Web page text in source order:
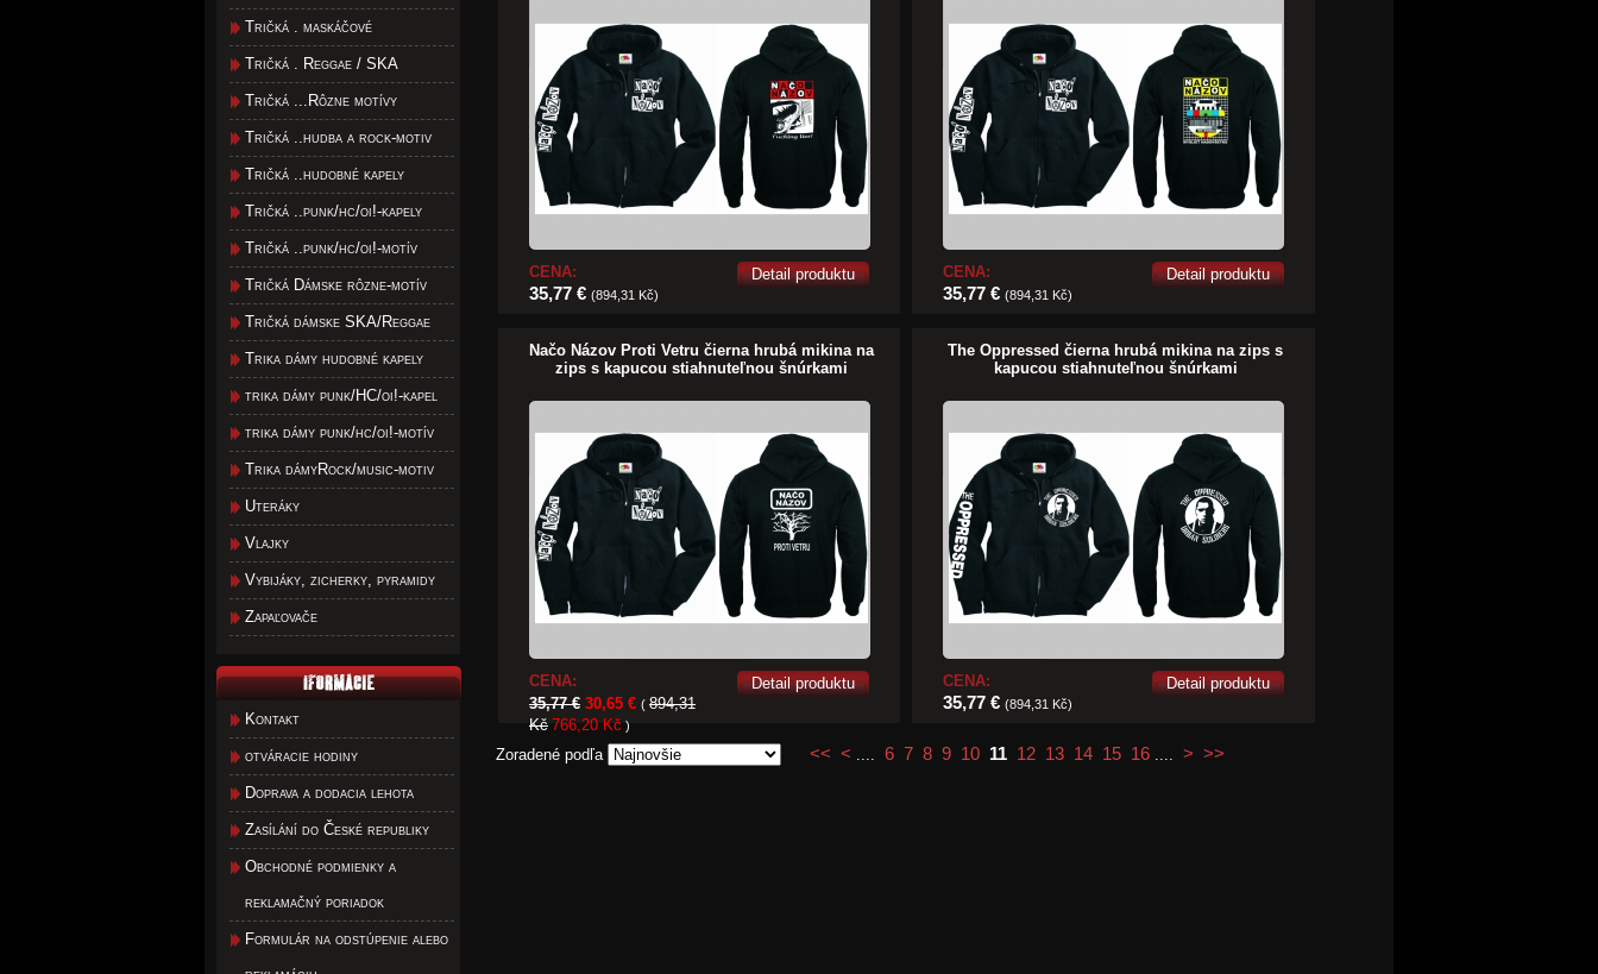
Tričká . maskáčové
Tričká . Reggae / SKA
Tričká ...Rôzne motívy
Tričká ..hudba a rock-motiv
Tričká ..hudobné kapely
Tričká ..punk/hc/oi!-kapely
Tričká ..punk/hc/oi!-motív
Tričká Dámske rôzne-motív
Tričká dámske SKA/Reggae
Trika dámy hudobné kapely
trika dámy punk/HC/oi!-kapel
trika dámy punk/hc/oi!-motív
Trika dámyRock/music-motiv
Uteráky
Vlajky
Vybijáky, zicherky, pyramidy
Zapaľovače
Kontakt
otváracie hodiny
Doprava a dodacia lehota
Zasílání do České republiky
Obchodné podmienky a
reklamačný poriadok
Formulár na odstúpenie alebo
CENA:
35,77 € (894,31 Kč)
Detail produktu CENA:
35,77 €(894,31 Kč)
Detail produktu
Načo Názov Proti Vetru čierna hrubá mikina na
zips s kapucou stiahnuteľnou šnúrkami
CENA:
35,77 € 30,65 € ( 894,31
Kč 766,20 Kč )
Detail produktu
The Oppressed čierna hrubá mikina na zips s
kapucou stiahnuteľnou šnúrkami
CENA:
35,77 €(894,31 Kč)
Detail produktu
Zoradené podľa << < .... 6 7 8 9 10 11 12 13 14 15 16 .... > >>